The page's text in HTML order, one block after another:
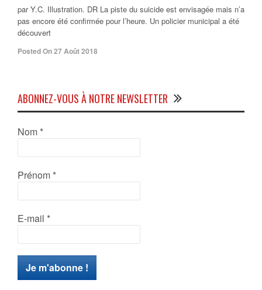
par Y.C. Illustration. DR La piste du suicide est envisagée mais n’a
pas encore été confirmée pour l’heure. Un policier municipal a été
découvert
Posted On 27 Août 2018
ABONNEZ-VOUS À NOTRE NEWSLETTER
Nom *
Prénom *
E-mail *